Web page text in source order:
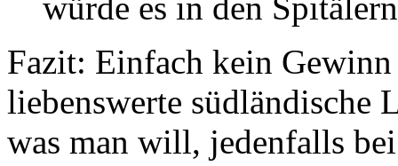
Fazit: Einfach kein
liebenswerte südländische
was man will, jedenfalls